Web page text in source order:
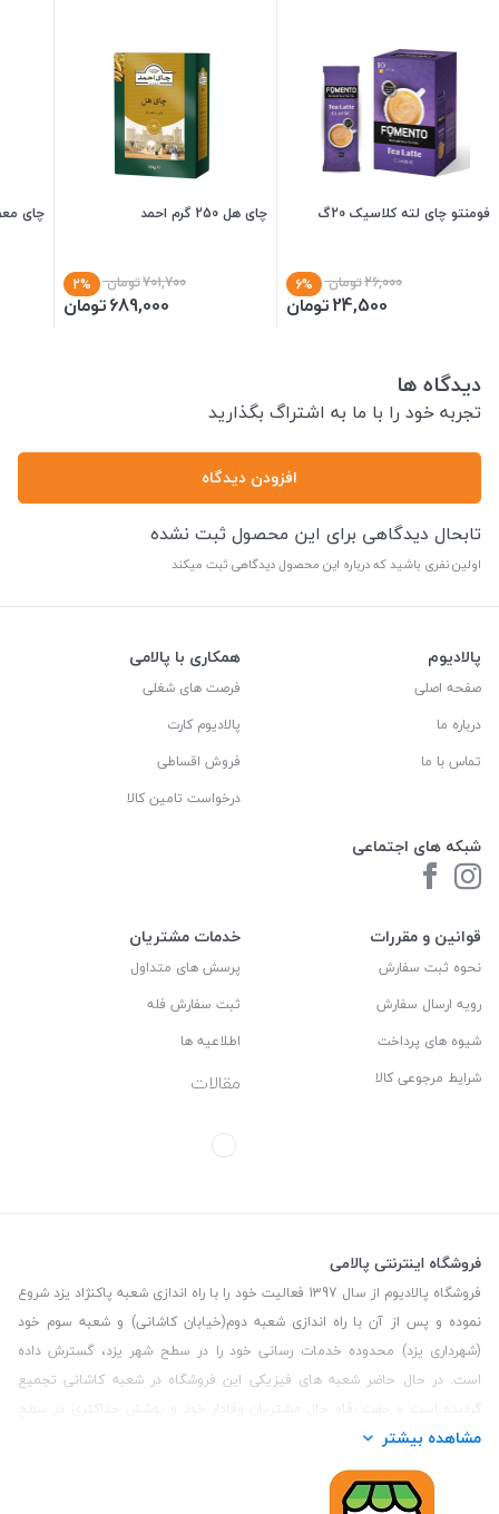
فومنتو چای لته کلاسیک 20گ
26,000تومان 6%
24,500تومان
چای هل 250 گرم احمد
701,700تومان 2%
689,000تومان
چای معطر
دیدگاه ها
تجربه خود را با ما به اشتراگ بگذارید
افزودن دیدگاه
تابحال دیدگاهی برای این محصول ثبت نشده
اولین نفری باشید که درباره این محصول دیدگاهی ثبت میکند
پالادیوم
صفحه اصلی
درباره ما
تماس با ما
شبکه های اجتماعی
همکاری با پالامی
فرصت های شغلی
پالادیوم کارت
فروش اقساطی
درخواست تامین کالا
قوانین و مقررات
نحوه ثبت سفارش
رویه ارسال سفارش
شیوه های پرداخت
شرایط مرجوعی کالا
خدمات مشتریان
پرسش های متداول
ثبت سفارش فله
اطلاعیه ها
مقالات
فروشگاه اینترنتی پالامی
فروشگاه پالادیوم از سال 1397 فعالیت خود را با راه اندازی شعبه پاکنژاد یزد شروع
نموده و پس از آن با راه اندازی شعبه دوم(خیابان کاشانی) و شعبه سوم خود
(شهرداری یزد) محدوده خدمات رسانی خود را در سطح شهر یزد، گسترش داده
است. در حال حاضر شعبه های فیزیکی این فروشگاه در شعبه کاشانی تجمیع
گردیده است و جهت رفاه حال مشتریان وفادار خود و پوشش حداکثری در سطح
استان یزد و همچنین مشتریان سطح کشور، فروشگاه اینترنتی پالامی را راه اندازی
نموده است. هدف فروشگاه اینترنتی پالامی فراهم نمودن یک خرید اینترنتی
مطمئن، با کالاهای متنوع، باکیفیت و دارای قیمت مناسب می باشد که مشتری
مشاهده بیشتر